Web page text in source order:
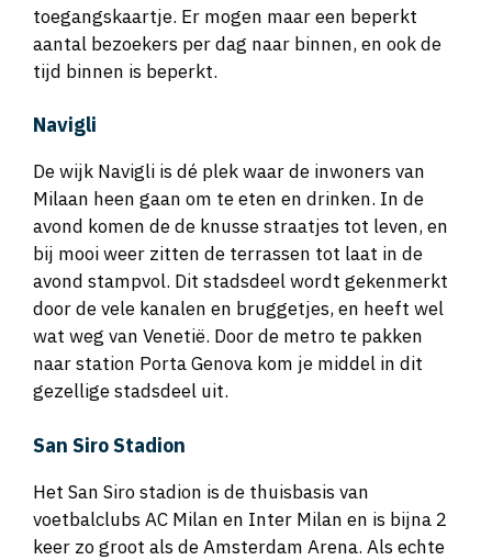
toegangskaartje. Er mogen maar een beperkt
aantal bezoekers per dag naar binnen, en ook de
tijd binnen is beperkt.
Navigli
De wijk Navigli is dé plek waar de inwoners van
Milaan heen gaan om te eten en drinken. In de
avond komen de de knusse straatjes tot leven, en
bij mooi weer zitten de terrassen tot laat in de
avond stampvol. Dit stadsdeel wordt gekenmerkt
door de vele kanalen en bruggetjes, en heeft wel
wat weg van Venetië. Door de metro te pakken
naar station Porta Genova kom je middel in dit
gezellige stadsdeel uit.
San Siro Stadion
Het San Siro stadion is de thuisbasis van
voetbalclubs AC Milan en Inter Milan en is bijna 2
keer zo groot als de Amsterdam Arena. Als echte